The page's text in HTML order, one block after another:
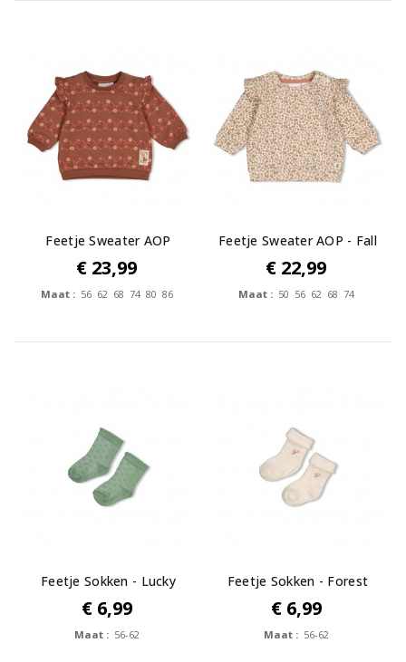
Feetje Sweater AOP
relaxed fit -...
€ 23,99
Maat : 56 62 68 74 80 86
Feetje Sweater AOP - Fall
in Love
€ 22,99
Maat : 50 56 62 68 74
Feetje Sokken - Lucky
Bloombird
€ 6,99
Maat : 56-62
Feetje Sokken - Forest
Garden
€ 6,99
Maat : 56-62